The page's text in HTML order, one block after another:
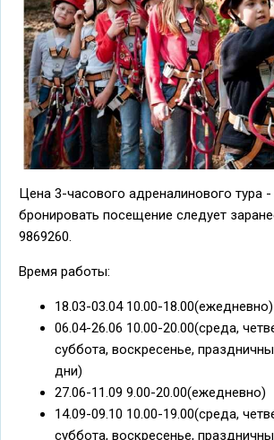
Цена 3-часового адреналинового тура -
бронировать посещение следует
9869260.
Время работы:
18.03-03.04 10.00-18.00(ежедневно)
06.04-26.06 10.00-20.00(среда,
суббота, воскресенье,
дни)
27.06-11.09 9.00-20.00(ежедневно)
14.09-09.10 10.00-19.00(среда,
суббота, воскресенье,